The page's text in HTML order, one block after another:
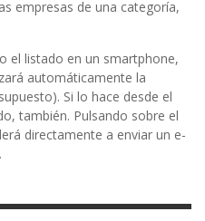
empresas de una categoría,
el listado en un smartphone,
automáticamente la
Si lo hace desde el
también. Pulsando sobre el
directamente a enviar un e-